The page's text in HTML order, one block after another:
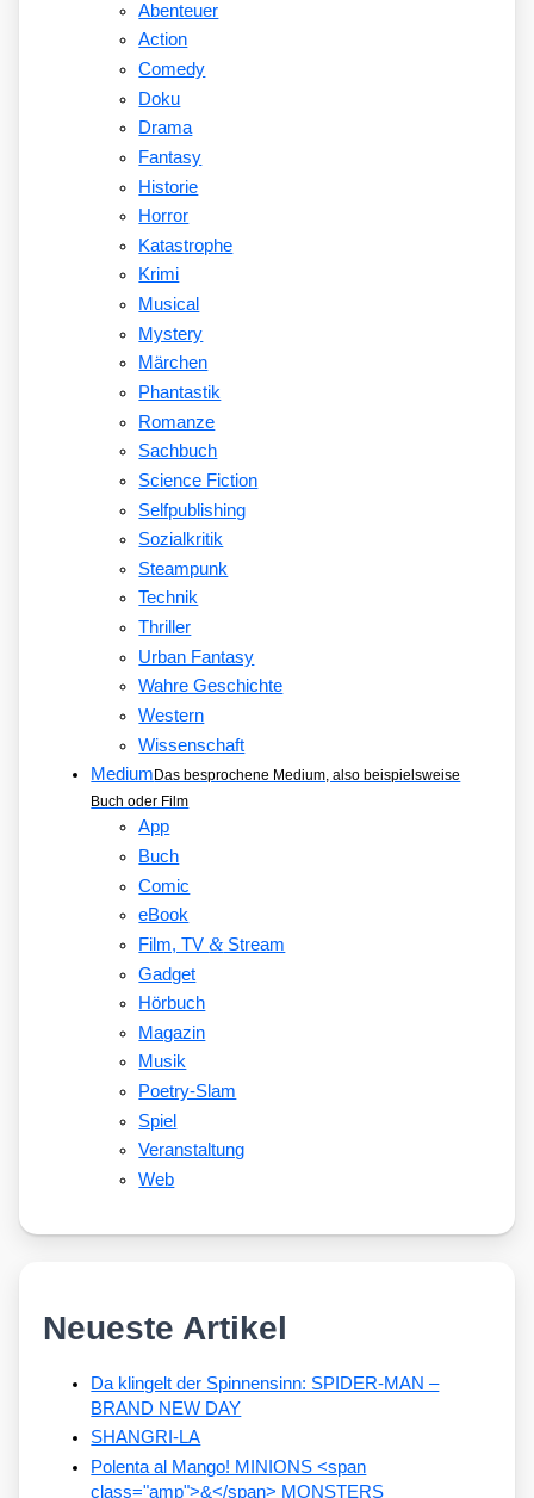
Abenteuer
Action
Comedy
Doku
Drama
Fantasy
Historie
Horror
Katastrophe
Krimi
Musical
Mystery
Märchen
Phantastik
Romanze
Sachbuch
Science Fiction
Selfpublishing
Sozialkritik
Steampunk
Technik
Thriller
Urban Fantasy
Wahre Geschichte
Western
Wissenschaft
Medium Das besprochene Medium, also beispielsweise
Buch oder Film
App
Buch
Comic
eBook
Film, TV&Stream
Gadget
Hörbuch
Magazin
Musik
Poetry-Slam
Spiel
Veranstaltung
Web
Neueste Artikel
Da klingelt der Spinnensinn: SPIDER-MAN –
BRAND NEW DAY
SHANGRI-LA
Polenta al Mango! MINIONS <span
class="amp">&</span> MONSTERS